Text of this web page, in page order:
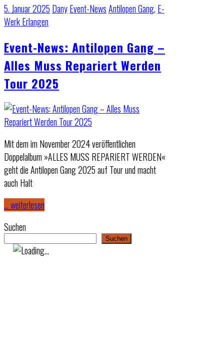
5. Januar 2025 DanyEvent-NewsAntilopen Gang, E-
Werk Erlangen
Event-News: Antilopen Gang –
Alles Muss Repariert Werden
Tour 2025
Mit dem im November 2024 veröffentlichen
Doppelalbum »ALLES MUSS REPARIERT WERDEN«
geht die Antilopen Gang 2025 auf Tour und macht
auch Halt
… weiterlesen
Suchen
Suchen